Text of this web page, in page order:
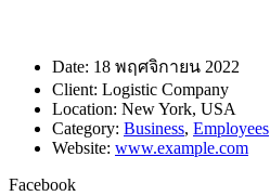
Date: 18 พฤศจิกายน 2022
Client: Logistic Company
Location: New York, USA
Category: Business, Employees
Website: www.example.com
Facebook